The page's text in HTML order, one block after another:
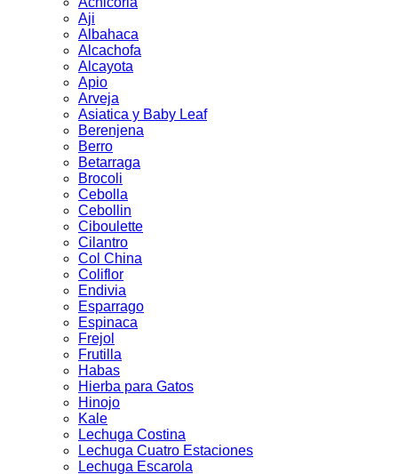
Aji
Albahaca
Alcachofa
Alcayota
Apio
Arveja
Asiatica y Baby Leaf
Berenjena
Berro
Betarraga
Brocoli
Cebolla
Cebollin
Ciboulette
Cilantro
Col China
Coliflor
Endivia
Esparrago
Espinaca
Frejol
Frutilla
Habas
Hierba para Gatos
Hinojo
Kale
Lechuga Costina
Lechuga Cuatro Estaciones
Lechuga Escarola